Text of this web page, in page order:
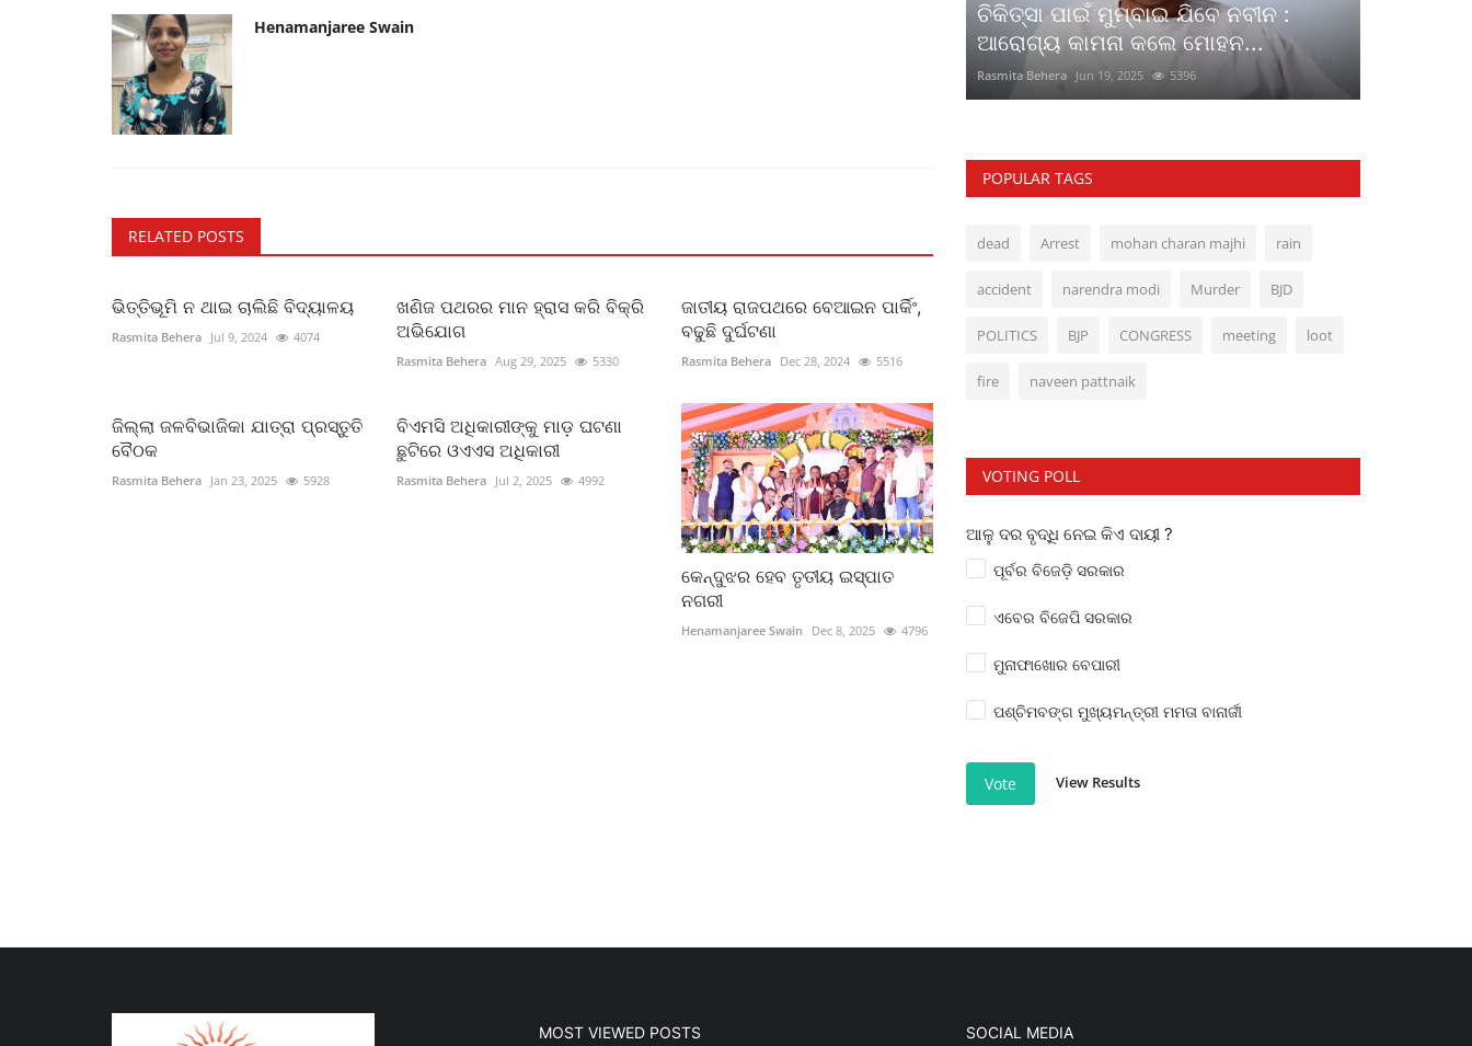
Henamanjaree Swain
RELATED POSTS
ଭିତ୍ତିଭୂମି ନ ଥାଇ ଚାଲିଛି ବିଦ୍ୟାଳୟ
Rasmita Behera Jul 9, 2024 4074
ଖଣିଜ ପଥରର ମାନ ହ୍ରାସ କରି ବିକ୍ରି
ଅଭିଯୋଗ
Rasmita Behera Aug 29, 2025 5330
ଜାତୀୟ ରାଜପଥରେ ବେଆଇନ ପାର୍କିଂ,
ବଢୁଛି ଦୁର୍ଘଟଣା
Rasmita Behera Dec 28, 2024 5516
ଜିଲ୍ଲା ଜଳବିଭାଜିକା ଯାତ୍ରା ପ୍ରସ୍ତୁତି
ବୈଠକ
Rasmita Behera Jan 23, 2025 5928
ବିଏମସି ଅଧିକାରୀଙ୍କୁ ମାଡ଼ ଘଟଣା
ଛୁଟିରେ ଓଏଏସ ଅଧିକାରୀ
Rasmita Behera Jul 2, 2025 4992
କେନ୍ଦୁଝର ହେବ ତୃତୀୟ ଇସ୍ପାତ
ନଗରୀ
Henamanjaree Swain Dec 8, 2025 4796
ଚିକିତ୍ସା ପାଇଁ ମୁମ୍ବାଇ ଯିବେ ନବୀନ :
ଆରୋଗ୍ୟ କାମନା କଲେ ମୋହନ...
Rasmita Behera Jun 19, 2025 5396
POPULAR TAGS
dead Arrest mohan charan majhi rain
accident narendra modi Murder BJD
POLITICS BJP CONGRESS meeting loot
fire naveen pattnaik
VOTING POLL
ଆଳୁ ଦର ବୃଦ୍ଧି ନେଇ କିଏ ଦାୟୀ ?
ପୂର୍ବର ବିଜେଡ଼ି ସରକାର
ଏବେର ବିଜେପି ସରକାର
ମୁନାଫାଖୋର ବେପାରୀ
ପଶ୍ଚିମବଙ୍ଗ ମୁଖ୍ୟମନ୍ତ୍ରୀ ମମତା ବାନାର୍ଜୀ
Vote View Results
MOST VIEWED POSTS SOCIAL MEDIA